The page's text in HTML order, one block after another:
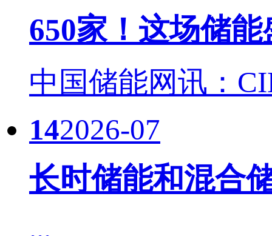
650家！这场储
中国储能网讯：
142026-07
长时储能和混合
...